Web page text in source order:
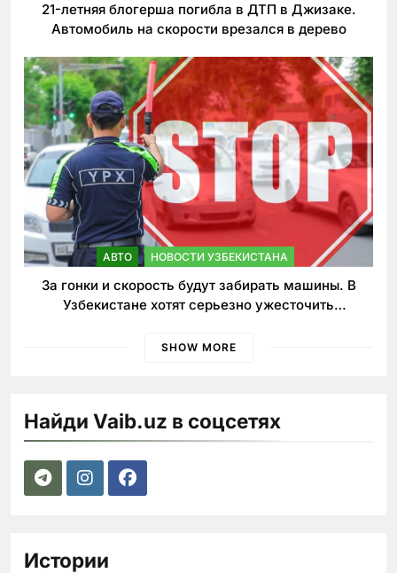
21-летняя блогерша погибла в ДТП в Джизаке.
Автомобиль на скорости врезался в дерево
АВТО НОВОСТИ УЗБЕКИСТАНА
За гонки и скорость будут забирать машины. В
Узбекистане хотят серьезно ужесточить
SHOW MORE
Найди Vaib.uz в соцсетях
Истории